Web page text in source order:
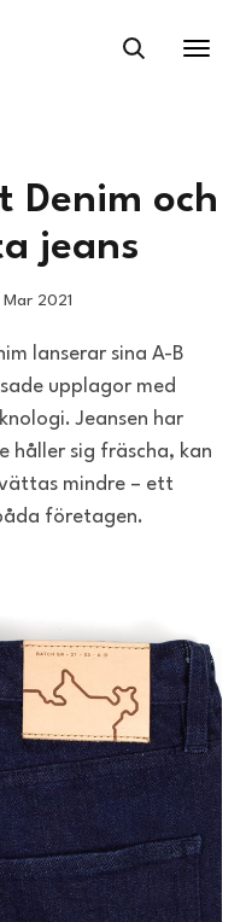
Denim och
jeans
2021
lanserar sina A-B
upplagor med
Jeansen har
håller sig fräscha, kan
mindre – ett
företagen.